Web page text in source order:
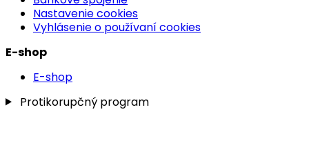
Nastavenie cookies
Vyhlásenie o používaní cookies
E-shop
E-shop
Protikorupčný program